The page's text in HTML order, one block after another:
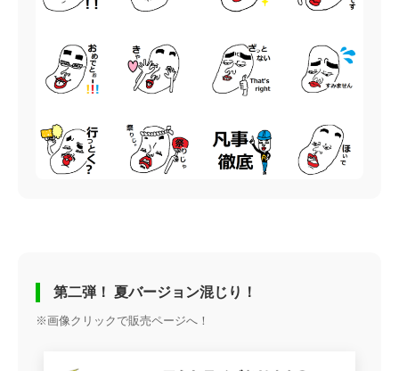
第二弾！ 夏バージョン混じり！
※画像クリックで販売ページへ！